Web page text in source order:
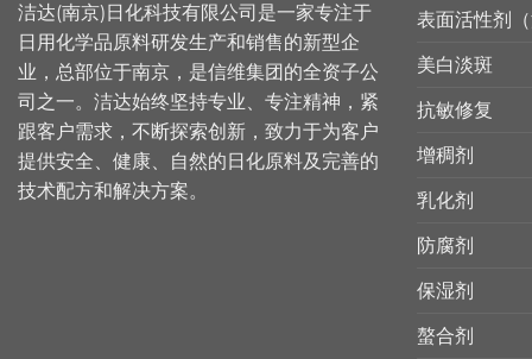
洁达(南京)日化科技有限公司是一家专注于
日用化学品原料研发生产和销售的新型企
业，总部位于南京，是信维集团的全资子公
司之一。洁达始终坚持专业、专注精神，紧
跟客户需求，不断探索创新，致力于为客户
提供安全、健康、自然的日化原料及完善的
技术配方和解决方案。
表面活性剂（
美白淡斑
抗敏修复
增稠剂
乳化剂
防腐剂
保湿剂
螯合剂